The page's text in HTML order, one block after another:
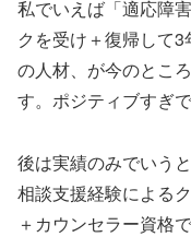
私でいえば「適応障
クを受け＋復帰して
の人材、が今のとこ
す。ポジティブすぎで
後は実績のみでいう
相談支援経験による
＋カウンセラー資格